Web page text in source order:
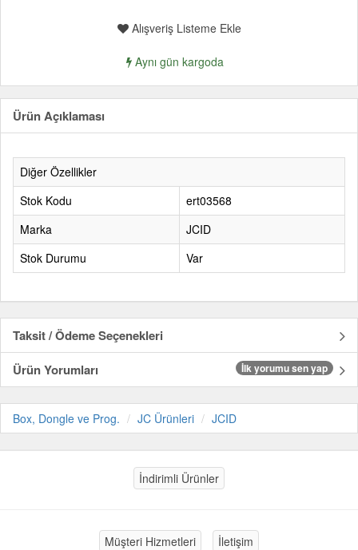
Alışveriş Listeme Ekle
Aynı gün kargoda
Ürün Açıklaması
Diğer Özellikler
Stok Kodu
ert03568
Marka
JCID
Stok Durumu
Var
Taksit / Ödeme Seçenekleri
Ürün Yorumları
İlk yorumu sen yap
Box, Dongle ve Prog. JC Ürünleri JCID
İndirimli Ürünler
Müşteri Hizmetleri İletişim